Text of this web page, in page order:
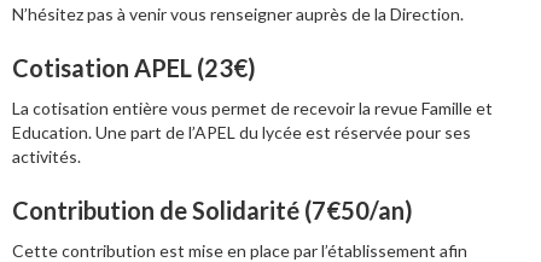
N’hésitez pas à venir vous renseigner auprès de la Direction.
Cotisation APEL (23€)
La cotisation entière vous permet de recevoir la revue Famille et
Education. Une part de l’APEL du lycée est réservée pour ses
activités.
Contribution de Solidarité (7€50/an)
Cette contribution est mise en place par l’établissement afin